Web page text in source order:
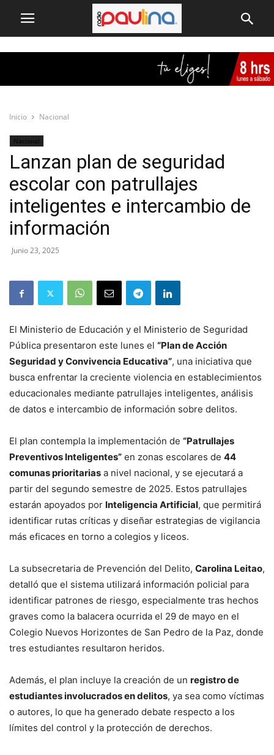
Inicio Nacional
Nacional
Lanzan plan de seguridad
escolar con patrullajes
inteligentes e intercambio de
información
Junio 23, 2025
El Ministerio de Educación y el Ministerio de Seguridad
Pública presentaron este lunes el “Plan de Acción
Seguridad y Convivencia Educativa”, una iniciativa que
busca enfrentar la creciente violencia en establecimientos
educacionales mediante patrullajes inteligentes, análisis
de datos e intercambio de información sobre delitos.
El plan contempla la implementación de “Patrullajes
Preventivos Inteligentes” en zonas escolares de 44
comunas prioritarias a nivel nacional, y se ejecutará a
partir del segundo semestre de 2025. Estos patrullajes
estarán apoyados por Inteligencia Artificial, que permitirá
identificar rutas críticas y diseñar estrategias de vigilancia
más eficaces en torno a colegios y liceos.
La subsecretaria de Prevención del Delito, Carolina Leitao,
detalló que el sistema utilizará información policial para
identificar patrones de riesgo, especialmente tras hechos
graves como la balacera ocurrida el 29 de mayo en el
Colegio Nuevos Horizontes de San Pedro de la Paz, donde
tres estudiantes resultaron heridos.
Además, el plan incluye la creación de un registro de
estudiantes involucrados en delitos, ya sea como víctimas
o autores, lo que ha generado debate respecto a los
límites del control y la protección de derechos.